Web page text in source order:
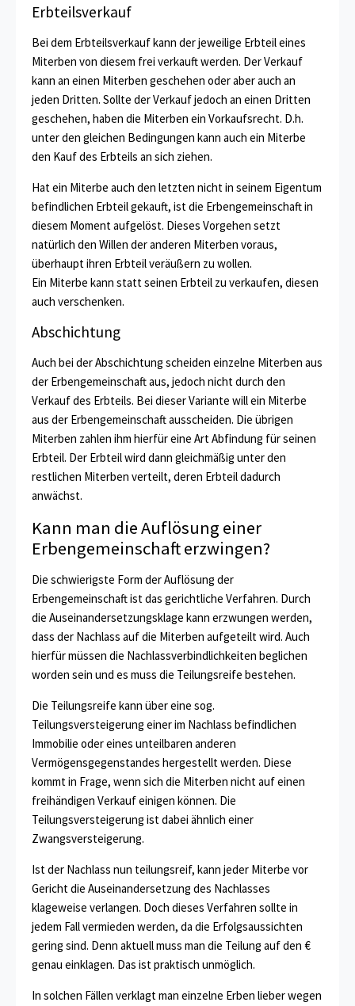
Erbteilsverkauf
Bei dem Erbteilsverkauf kann der jeweilige Erbteil eines
Miterben von diesem frei verkauft werden. Der Verkauf
kann an einen Miterben geschehen oder aber auch an
jeden Dritten. Sollte der Verkauf jedoch an einen Dritten
geschehen, haben die Miterben ein Vorkaufsrecht. D.h.
unter den gleichen Bedingungen kann auch ein Miterbe
den Kauf des Erbteils an sich ziehen.
Hat ein Miterbe auch den letzten nicht in seinem Eigentum
befindlichen Erbteil gekauft, ist die Erbengemeinschaft in
diesem Moment aufgelöst. Dieses Vorgehen setzt
natürlich den Willen der anderen Miterben voraus,
überhaupt ihren Erbteil veräußern zu wollen.
Ein Miterbe kann statt seinen Erbteil zu verkaufen, diesen
auch verschenken.
Abschichtung
Auch bei der Abschichtung scheiden einzelne Miterben aus
der Erbengemeinschaft aus, jedoch nicht durch den
Verkauf des Erbteils. Bei dieser Variante will ein Miterbe
aus der Erbengemeinschaft ausscheiden. Die übrigen
Miterben zahlen ihm hierfür eine Art Abfindung für seinen
Erbteil. Der Erbteil wird dann gleichmäßig unter den
restlichen Miterben verteilt, deren Erbteil dadurch
anwächst.
Kann man die Auflösung einer
Erbengemeinschaft erzwingen?
Die schwierigste Form der Auflösung der
Erbengemeinschaft ist das gerichtliche Verfahren. Durch
die Auseinandersetzungsklage kann erzwungen werden,
dass der Nachlass auf die Miterben aufgeteilt wird. Auch
hierfür müssen die Nachlassverbindlichkeiten beglichen
worden sein und es muss die Teilungsreife bestehen.
Die Teilungsreife kann über eine sog.
Teilungsversteigerung einer im Nachlass befindlichen
Immobilie oder eines unteilbaren anderen
Vermögensgegenstandes hergestellt werden. Diese
kommt in Frage, wenn sich die Miterben nicht auf einen
freihändigen Verkauf einigen können. Die
Teilungsversteigerung ist dabei ähnlich einer
Zwangsversteigerung.
Ist der Nachlass nun teilungsreif, kann jeder Miterbe vor
Gericht die Auseinandersetzung des Nachlasses
klageweise verlangen. Doch dieses Verfahren sollte in
jedem Fall vermieden werden, da die Erfolgsaussichten
gering sind. Denn aktuell muss man die Teilung auf den €
genau einklagen. Das ist praktisch unmöglich.
In solchen Fällen verklagt man einzelne Erben lieber wegen